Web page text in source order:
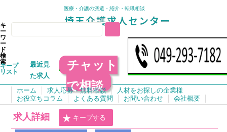
医療・介護の派遣・紹介・転職相談
キ
ー
ワ
ー
ド
検
索
キープ
リスト
最近見
た求人
チャット
で相談
ホーム 求人応募・無料相談
人材をお探しの企業様
お役立ちコラム
よくある質問 お問い合わせ 会社概要
求人詳細 キープする